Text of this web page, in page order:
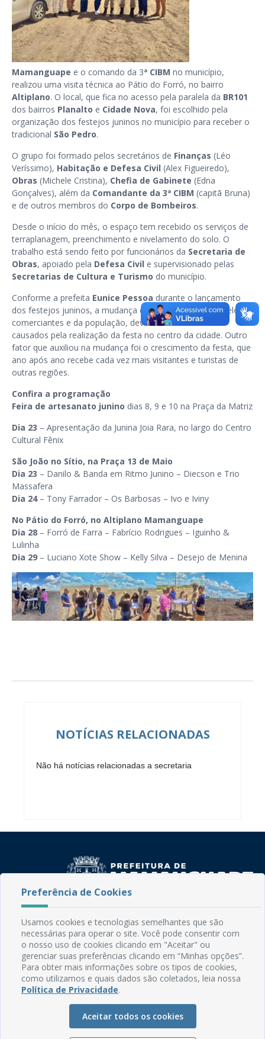
Mamanguape e o comando da 3ª CIBM no município,
realizou uma visita técnica ao Pátio do Forró, no bairro
Altiplano. O local, que fica no acesso pela paralela da BR101
dos bairros Planalto e Cidade Nova, foi escolhido pela
organização dos festejos juninos no município para receber o
tradicional São Pedro.
O grupo foi formado pelos secretários de Finanças (Léo
Veríssimo), Habitação e Defesa Civil (Alex Figueiredo),
Obras (Michele Cristina), Chefia de Gabinete (Edna
Gonçalves), além da Comandante da 3ª CIBM (capitã Bruna)
e de outros membros do Corpo de Bombeiros.
Desde o início do mês, o espaço tem recebido os serviços de
terraplanagem, preenchimento e nivelamento do solo. O
trabalho está sendo feito por funcionários da Secretaria de
Obras, apoiado pela Defesa Civil e supervisionado pelas
Secretarias de Cultura e Turismo do município.
Conforme a prefeita Eunice Pessoa durante o lançamento
dos festejos juninos, a mudança de local atendeu ao apelo de
comerciantes e da população, devido aos transtornos
causados pela realização da festa no centro da cidade. Outro
fator que auxiliou na mudança foi o crescimento da festa, que
ano após ano recebe cada vez mais visitantes e turistas de
outras regiões.
Confira a programação
Feira de artesanato junino dias 8, 9 e 10 na Praça da Matriz
Dia 23 – Apresentação da Junina Joia Rara, no largo do Centro
Cultural Fênix
São João no Sítio, na Praça 13 de Maio
Dia 23 – Danilo & Banda em Ritmo Junino – Diecson e Trio
Massafera
Dia 24– Tony Farrador – Os Barbosas – Ivo e Iviny
No Pátio do Forró, no Altiplano Mamanguape
Dia 28 – Forró de Farra – Fabrício Rodrigues – Iguinho &
Lulinha
Dia 29 – Luciano Xote Show – Kelly Silva – Desejo de Menina
NOTÍCIAS RELACIONADAS
Não há notícias relacionadas a secretaria
Rua do Imperador, 78, Centro
CEP: 58.280-000 - Mamanguape/PB
Fone: (83) 3292-2246
Email: comunicacao@mamanguape.pb.gov.br
Expediente: Segunda à Sexta, das 08h às 13h
Mapa do Site
Perguntas frequentes
Manual de Navegação
Preferência de Cookies
Usamos cookies e tecnologias semelhantes que são
necessárias para operar o site. Você pode consentir com
o nosso uso de cookies clicando em "Aceitar" ou
gerenciar suas preferências clicando em “Minhas opções”.
Para obter mais informações sobre os tipos de cookies,
como utilizamos e quais dados são coletados, leia nossa
Política de Privacidade.
Aceitar todos os cookies